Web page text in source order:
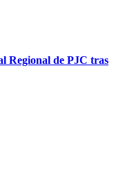
Regional de PJC tras